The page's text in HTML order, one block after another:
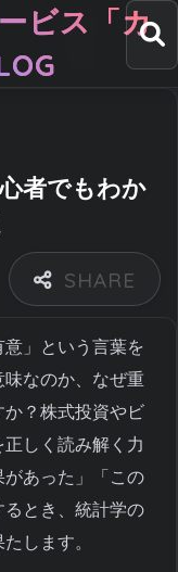
ビス「カ
者でもわか
」という言葉を
なのか、なぜ重
？株式投資やビ
しく読み解く力
あった」「この
とき、統計学の
します。